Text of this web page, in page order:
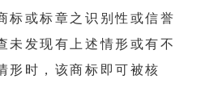
标或标章之识别性或信誉
未发现有上述情形或有不
形时，该商标即可被核